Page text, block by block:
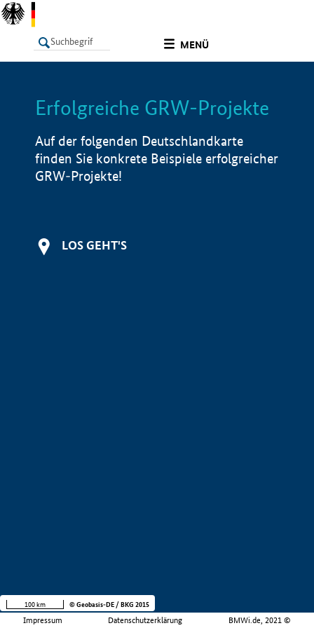
MENÜ
LISTE Info
Erfolgreiche GRW-Projekte
Auf der folgenden Deutschlandkarte
finden Sie konkrete Beispiele erfolgreicher
GRW-Projekte!
LOS GEHT'S
Impressum Datenschutzerklärung BMWi.de, 2021 ©
100 km © Geobasis-DE / BKG 2015